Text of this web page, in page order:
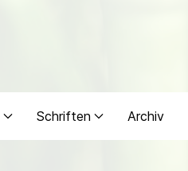
Schriften Archiv